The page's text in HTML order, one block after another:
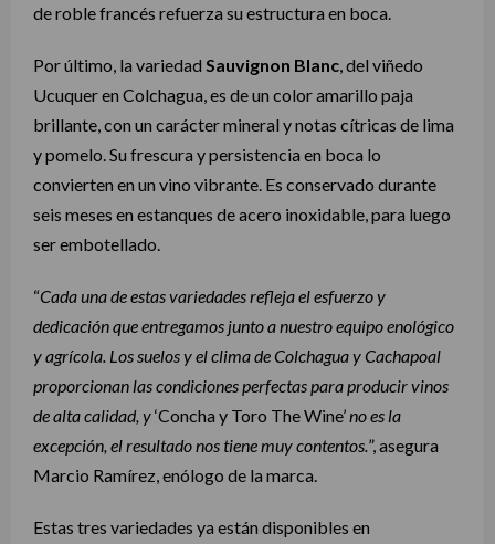
de roble francés refuerza su estructura en boca.
Por último, la variedad Sauvignon Blanc , del viñedo
Ucuquer en Colchagua, es de un color amarillo paja
brillante, con un carácter mineral y notas cítricas de lima
y pomelo. Su frescura y persistencia en boca lo
convierten en un vino vibrante. Es conservado durante
seis meses en estanques de acero inoxidable, para luego
ser embotellado.
“Cada una de estas variedades refleja el esfuerzo y
dedicación que entregamos junto a nuestro equipo enológico
y agrícola. Los suelos y el clima de Colchagua y Cachapoal
proporcionan las condiciones perfectas para producir vinos
de alta calidad, y‘Concha y Toro The Wine’ no es la
excepción, el resultado nos tiene muy contentos. ”, asegura
Marcio Ramírez, enólogo de la marca.
Estas tres variedades ya están disponibles en